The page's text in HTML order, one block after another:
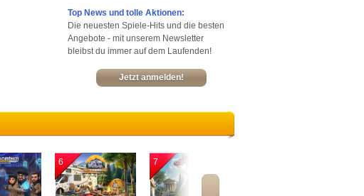
Top News und tolle Aktionen:
Die neuesten Spiele-Hits und die besten
Angebote - mit unserem Newsletter
bleibst du immer auf dem Laufenden!
Jetzt anmelden!
6 7